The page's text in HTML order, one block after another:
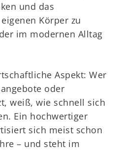
und das
Körper zu
im modernen Alltag
Aspekt: Wer
oder
weiß, wie schnell sich
Ein hochwertiger
sich meist schon
– und steht im